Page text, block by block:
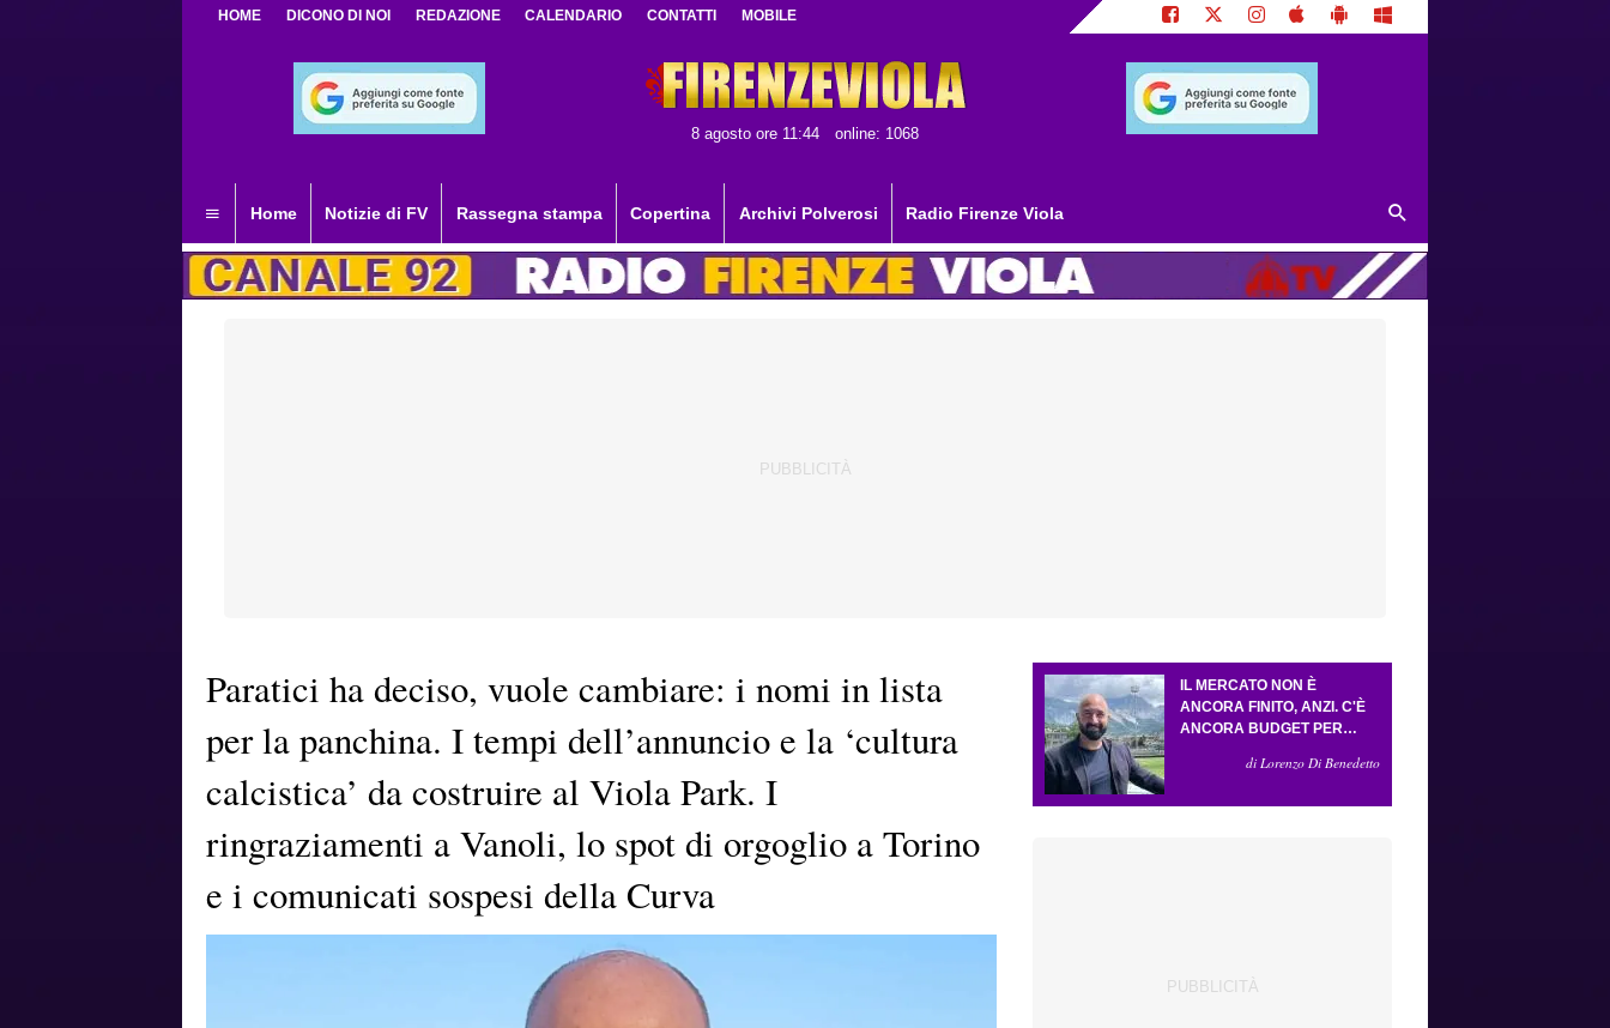
HOME DICONO DI NOI REDAZIONE CALENDARIO CONTATTI MOBILE
8 agosto ore 11:44 online: 1068
Home Notizie di FV Rassegna stampa Copertina Archivi Polverosi Radio Firenze Viola
Paratici ha deciso, vuole cambiare: i nomi in lista
per la panchina. I tempi dell’annuncio e la ‘cultura
calcistica’ da costruire al Viola Park. I
ringraziamenti a Vanoli, lo spot di orgoglio a Torino
e i comunicati sospesi della Curva
IL MERCATO NON È
ANCORA FINITO, ANZI. C'È
ANCORA BUDGET PER
COLPO IMPORTANTE E
di Lorenzo Di Benedetto